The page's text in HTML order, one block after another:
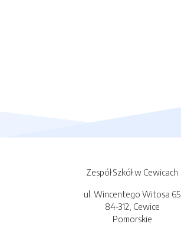
Zespół Szkół w Cewicach
ul. Wincentego Witosa 65
84-312, Cewice
Pomorskie